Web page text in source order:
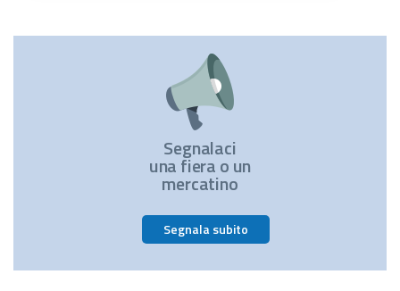
Segnalaci
una fiera o un
mercatino
Segnala subito